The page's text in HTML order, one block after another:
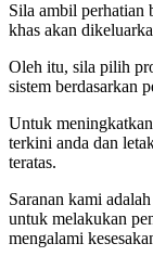
Sila ambil perhatian
khas akan
Oleh itu, sila pilih
sistem berdasarkan
Untuk
terkini anda dan
teratas.
Saranan kami
untuk melakukan
mengalami